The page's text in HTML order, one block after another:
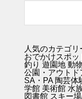
人気のカテゴリ
おでかけスポッ
釣り 遊園地 動
公園・アウトド
SA・PA 陶芸体
学館 美術館 水
図書館 スキー